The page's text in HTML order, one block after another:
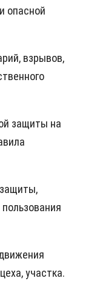
опасной
взрывов,
защиты на
участка.